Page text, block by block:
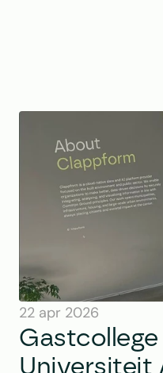
22 apr 2026
Gastcollege
Universiteit